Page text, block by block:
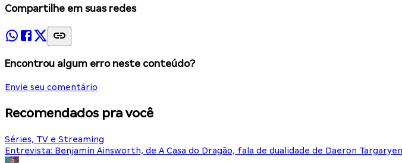
Compartilhe em suas redes
Encontrou algum erro neste conteúdo?
Envie seu comentário
Recomendados pra você
Séries, TV e Streaming
Entrevista: Benjamin Ainsworth, de A Casa do Dragão, fala de dualidade de Daeron Targaryen